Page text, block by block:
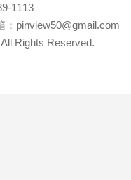
1113
：pinview50@gmail.com
Rights Reserved.